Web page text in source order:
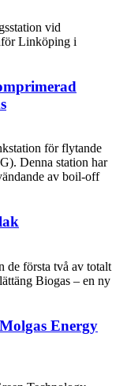
vid
Linköping i
för flytande
Denna station har
av boil-off
de första två av totalt
Biogas – en ny
Energy